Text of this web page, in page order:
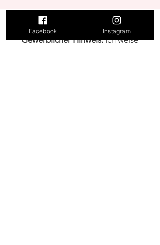
Gewerblicher Hinweis:Ich weise
Facebook Instagram